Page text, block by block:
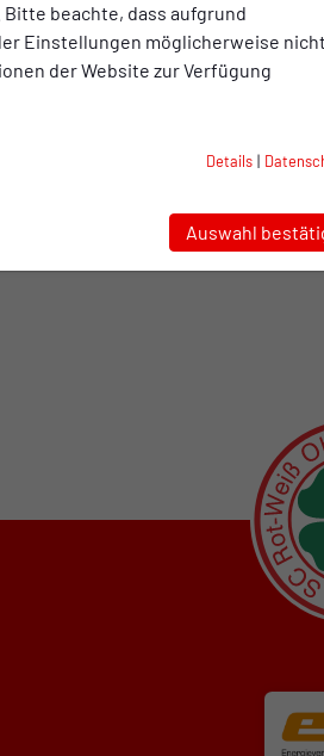
Bitte beachte, dass aufgrund
Einstellungen möglicherweise nicht
der Website zur Verfügung
Details |
Auswahl
18:30
finden dabei auf dem
Verein Fußball spielt, benötigt zur
ist eine Teilnahme am
per Mail an seeger@rwo-online.de